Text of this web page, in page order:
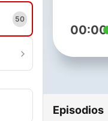
50
00:00
Episodios